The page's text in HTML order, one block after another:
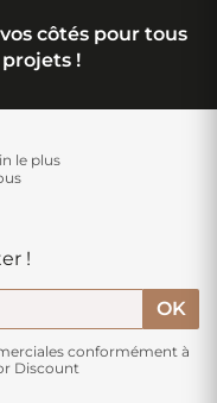
côtés pour tous
projets !
le plus
!
conformément à
Discount